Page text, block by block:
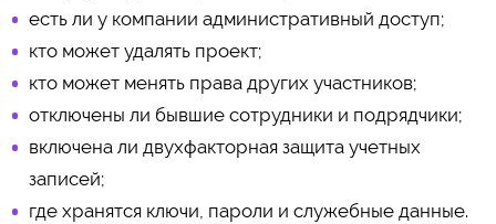
есть ли у компании административный доступ;
кто может удалять проект;
кто может менять права других участников;
отключены ли бывшие сотрудники и подрядчики;
включена ли двухфакторная защита учетных
записей;
где хранятся ключи, пароли и служебные данные.